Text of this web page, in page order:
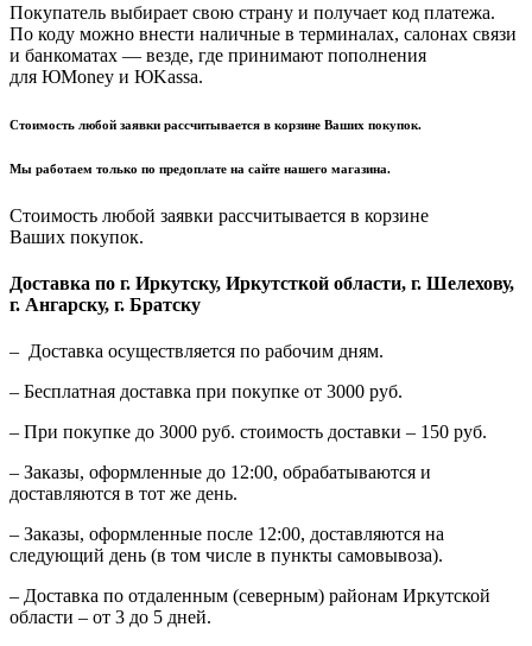
Покупатель выбирает свою страну и получает код платежа.
По коду можно внести наличные в терминалах, салонах связи
и банкоматах — везде, где принимают пополнения
для ЮMoney и ЮKassa.
Стоимость любой заявки рассчитывается в корзине Ваших покупок.
Мы работаем только по предоплате на сайте нашего магазина.
Стоимость любой заявки рассчитывается в корзине
Ваших покупок.
Доставка по г. Иркутску, Иркутсткой области, г. Шелехову,
г. Ангарску, г. Братску
– Доставка осуществляется по рабочим дням.
– Бесплатная доставка при покупке от 3000 руб.
– При покупке до 3000 руб. стоимость доставки – 150 руб.
– Заказы, оформленные до 12:00, обрабатываются и
доставляются в тот же день.
– Заказы, оформленные после 12:00, доставляются на
следующий день (в том числе в пункты самовывоза).
– Доставка по отдаленным (северным) районам Иркутской
области – от 3 до 5 дней.